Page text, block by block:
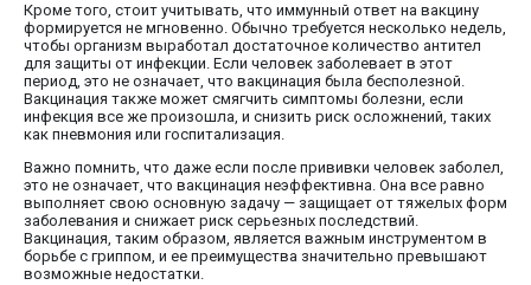
Кроме того, стоит учитывать, что иммунный ответ на вакцину
формируется не мгновенно. Обычно требуется несколько недель,
чтобы организм выработал достаточное количество антител
для защиты от инфекции. Если человек заболевает в этот
период, это не означает, что вакцинация была бесполезной.
Вакцинация также может смягчить симптомы болезни, если
инфекция все же произошла, и снизить риск осложнений, таких
как пневмония или госпитализация.
Важно помнить, что даже если после прививки человек заболел,
это не означает, что вакцинация неэффективна. Она все равно
выполняет свою основную задачу — защищает от тяжелых форм
заболевания и снижает риск серьезных последствий.
Вакцинация, таким образом, является важным инструментом в
борьбе с гриппом, и ее преимущества значительно превышают
возможные недостатки.